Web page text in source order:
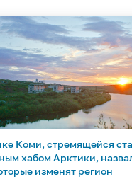
Коми, стремящейся
хабом Арктики,
изменят регион